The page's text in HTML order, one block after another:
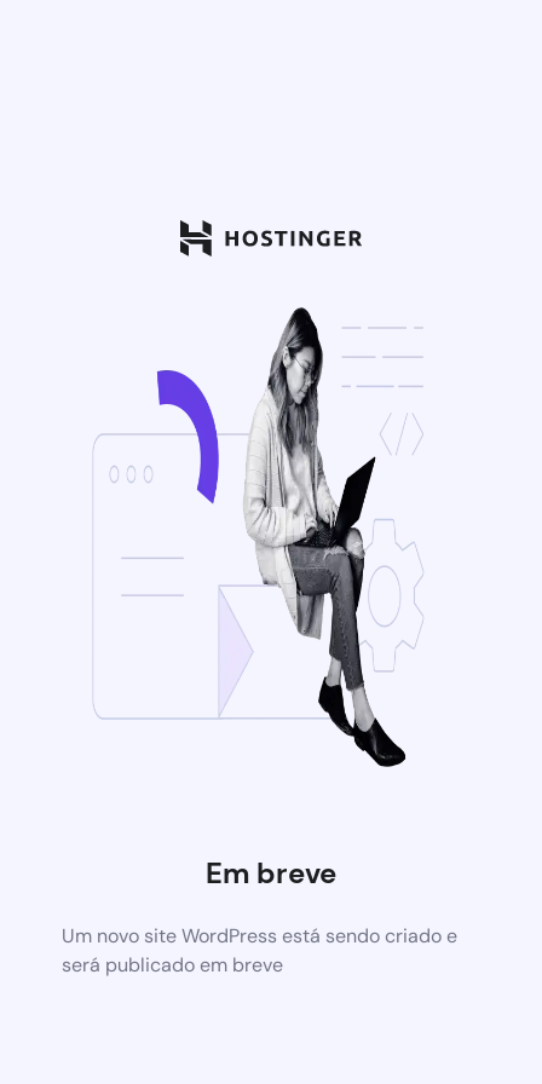
Em breve
Um novo site WordPress está sendo criado e
será publicado em breve